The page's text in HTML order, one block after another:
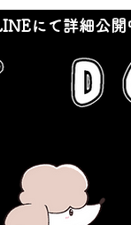
にて詳細公開